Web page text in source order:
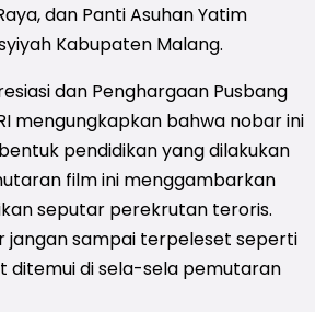
dan Panti Asuhan Yatim
Kabupaten Malang.
dan Penghargaan Pusbang
mengungkapkan bahwa nobar ini
pendidikan yang dilakukan
film ini menggambarkan
seputar perekrutan teroris.
jangan sampai terpeleset seperti
ditemui di sela-sela pemutaran